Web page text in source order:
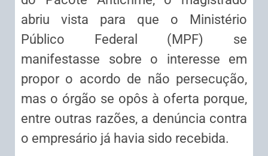
abriu vista para que o Ministério
Público Federal (MPF) se
manifestasse sobre o interesse em
propor o acordo de não persecução,
mas o órgão se opôs à oferta porque,
entre outras razões, a denúncia contra
o empresário já havia sido recebida.